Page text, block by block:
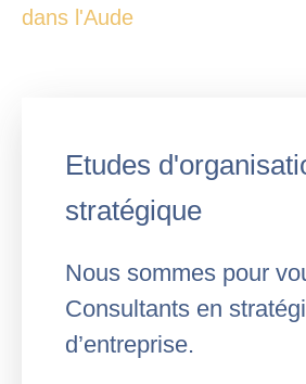
dans l'Aude
Etudes
stratégique
Nous sommes pour
Consultants en
d’entreprise.